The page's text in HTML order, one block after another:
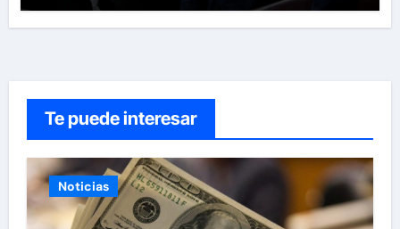
Te puede interesar
Noticias